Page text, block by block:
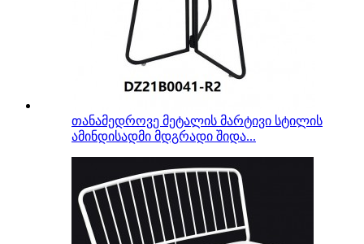
თანამედროვე მეტალის მარტივი სტილის
ამინდისადმი მდგრადი შიდა...